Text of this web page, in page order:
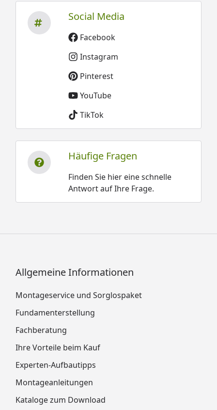
Social Media
Facebook
Instagram
Pinterest
YouTube
TikTok
Häufige Fragen
Finden Sie hier eine schnelle
Antwort auf Ihre Frage.
Allgemeine Informationen
Montageservice und Sorglospaket
Fundamenterstellung
Fachberatung
Ihre Vorteile beim Kauf
Experten-Aufbautipps
Montageanleitungen
Kataloge zum Download